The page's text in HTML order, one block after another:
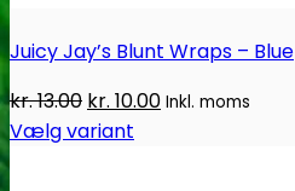
Juicy Jay’s Blunt Wraps – Blue
kr.13.00 Den
oprindelige
kr. 10.00Den
Inkl. moms
Vælg variant
Dette